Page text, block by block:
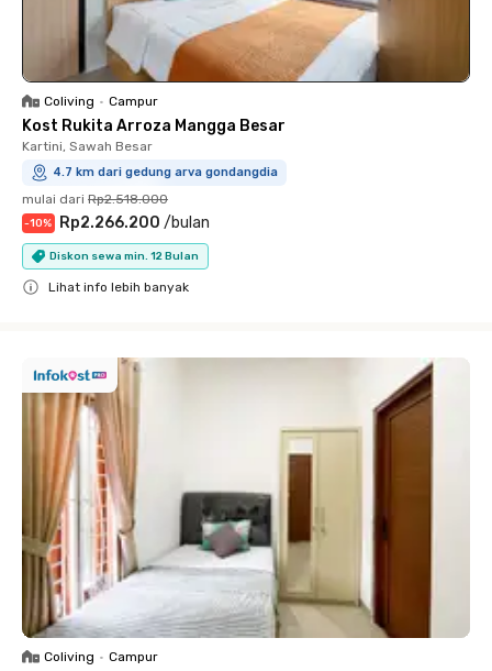
Coliving • Campur
Kost Rukita Arroza Mangga Besar
Kartini, Sawah Besar
4.7 km dari gedung arva gondangdia
mulai dari Rp2.518.000
-10% Rp2.266.200 /bulan
Diskon sewa min. 12 Bulan
Lihat info lebih banyak
Coliving • Campur